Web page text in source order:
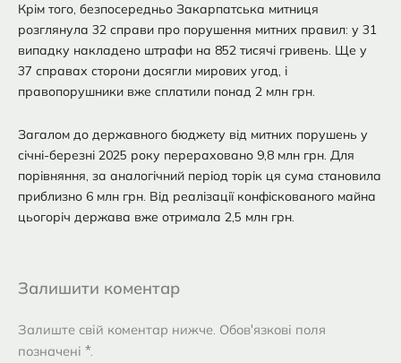
Крім того, безпосередньо Закарпатська митниця
розглянула 32 справи про порушення митних правил: у 31
випадку накладено штрафи на 852 тисячі гривень. Ще у
37 справах сторони досягли мирових угод, і
правопорушники вже сплатили понад 2 млн грн.
Загалом до державного бюджету від митних порушень у
січні-березні 2025 року перераховано 9,8 млн грн. Для
порівняння, за аналогічний період торік ця сума становила
приблизно 6 млн грн. Від реалізації конфіскованого майна
цьогоріч держава вже отримала 2,5 млн грн.
Залишити коментар
Залиште свій коментар нижче. Обов'язкові поля
позначені *.